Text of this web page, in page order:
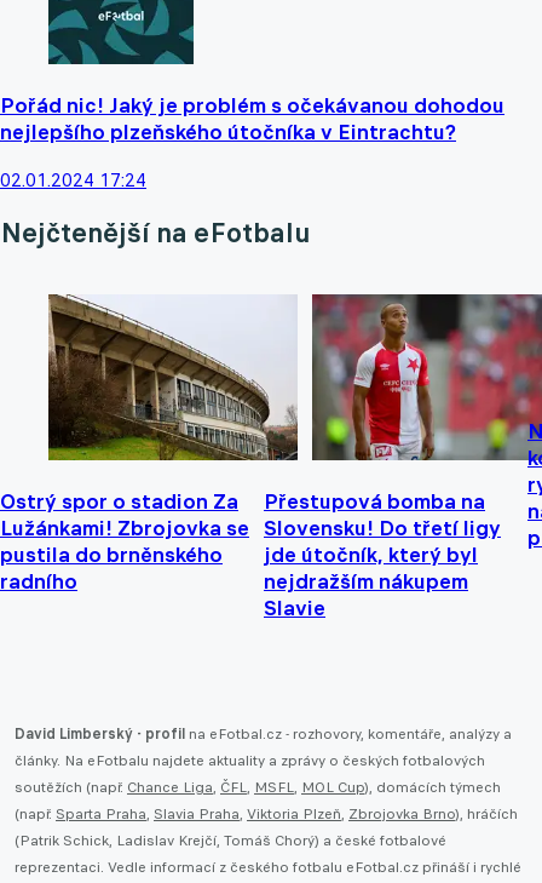
Pořád nic! Jaký je problém s očekávanou dohodou
nejlepšího plzeňského útočníka v Eintrachtu?
02.01.2024 17:24
Nejčtenější na eFotbalu
Ostrý spor o stadion Za
Lužánkami! Zbrojovka se
pustila do brněnského
radního
Přestupová bomba na
Slovensku! Do třetí ligy
jde útočník, který byl
nejdražším nákupem
Slavie
David Limberský - profil na eFotbal.cz - rozhovory, komentáře, analýzy a
články. Na eFotbalu najdete aktuality a zprávy o českých fotbalových
soutěžích (např. Chance Liga, ČFL, MSFL, MOL Cup), domácích týmech
(např. Sparta Praha, Slavia Praha, Viktoria Plzeň, Zbrojovka Brno), hráčích
(Patrik Schick, Ladislav Krejčí, Tomáš Chorý) a české fotbalové
reprezentaci. Vedle informací z českého fotbalu eFotbal.cz přináší i rychlé